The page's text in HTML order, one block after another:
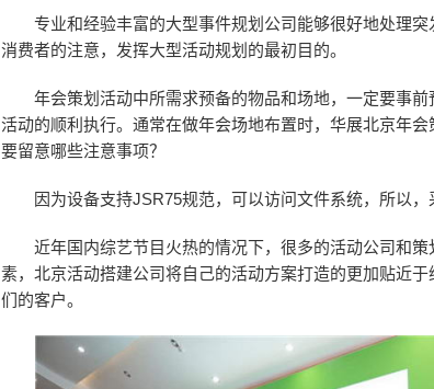
专业和经验丰富的大型事件规划公司能够很好地处理突
消费者的注意，发挥大型活动规划的最初目的。
年会策划活动中所需求预备的物品和场地，一定要事
活动的顺利执行。通常在做年会场地布置时，华展北京年
要留意哪些注意事项？
因为设备支持JSR75规范，可以访问文件系统，所以，
近年国内综艺节目火热的情况下，很多的活动公司和
素，北京活动搭建公司将自己的活动方案打造的更加贴近
们的客户。